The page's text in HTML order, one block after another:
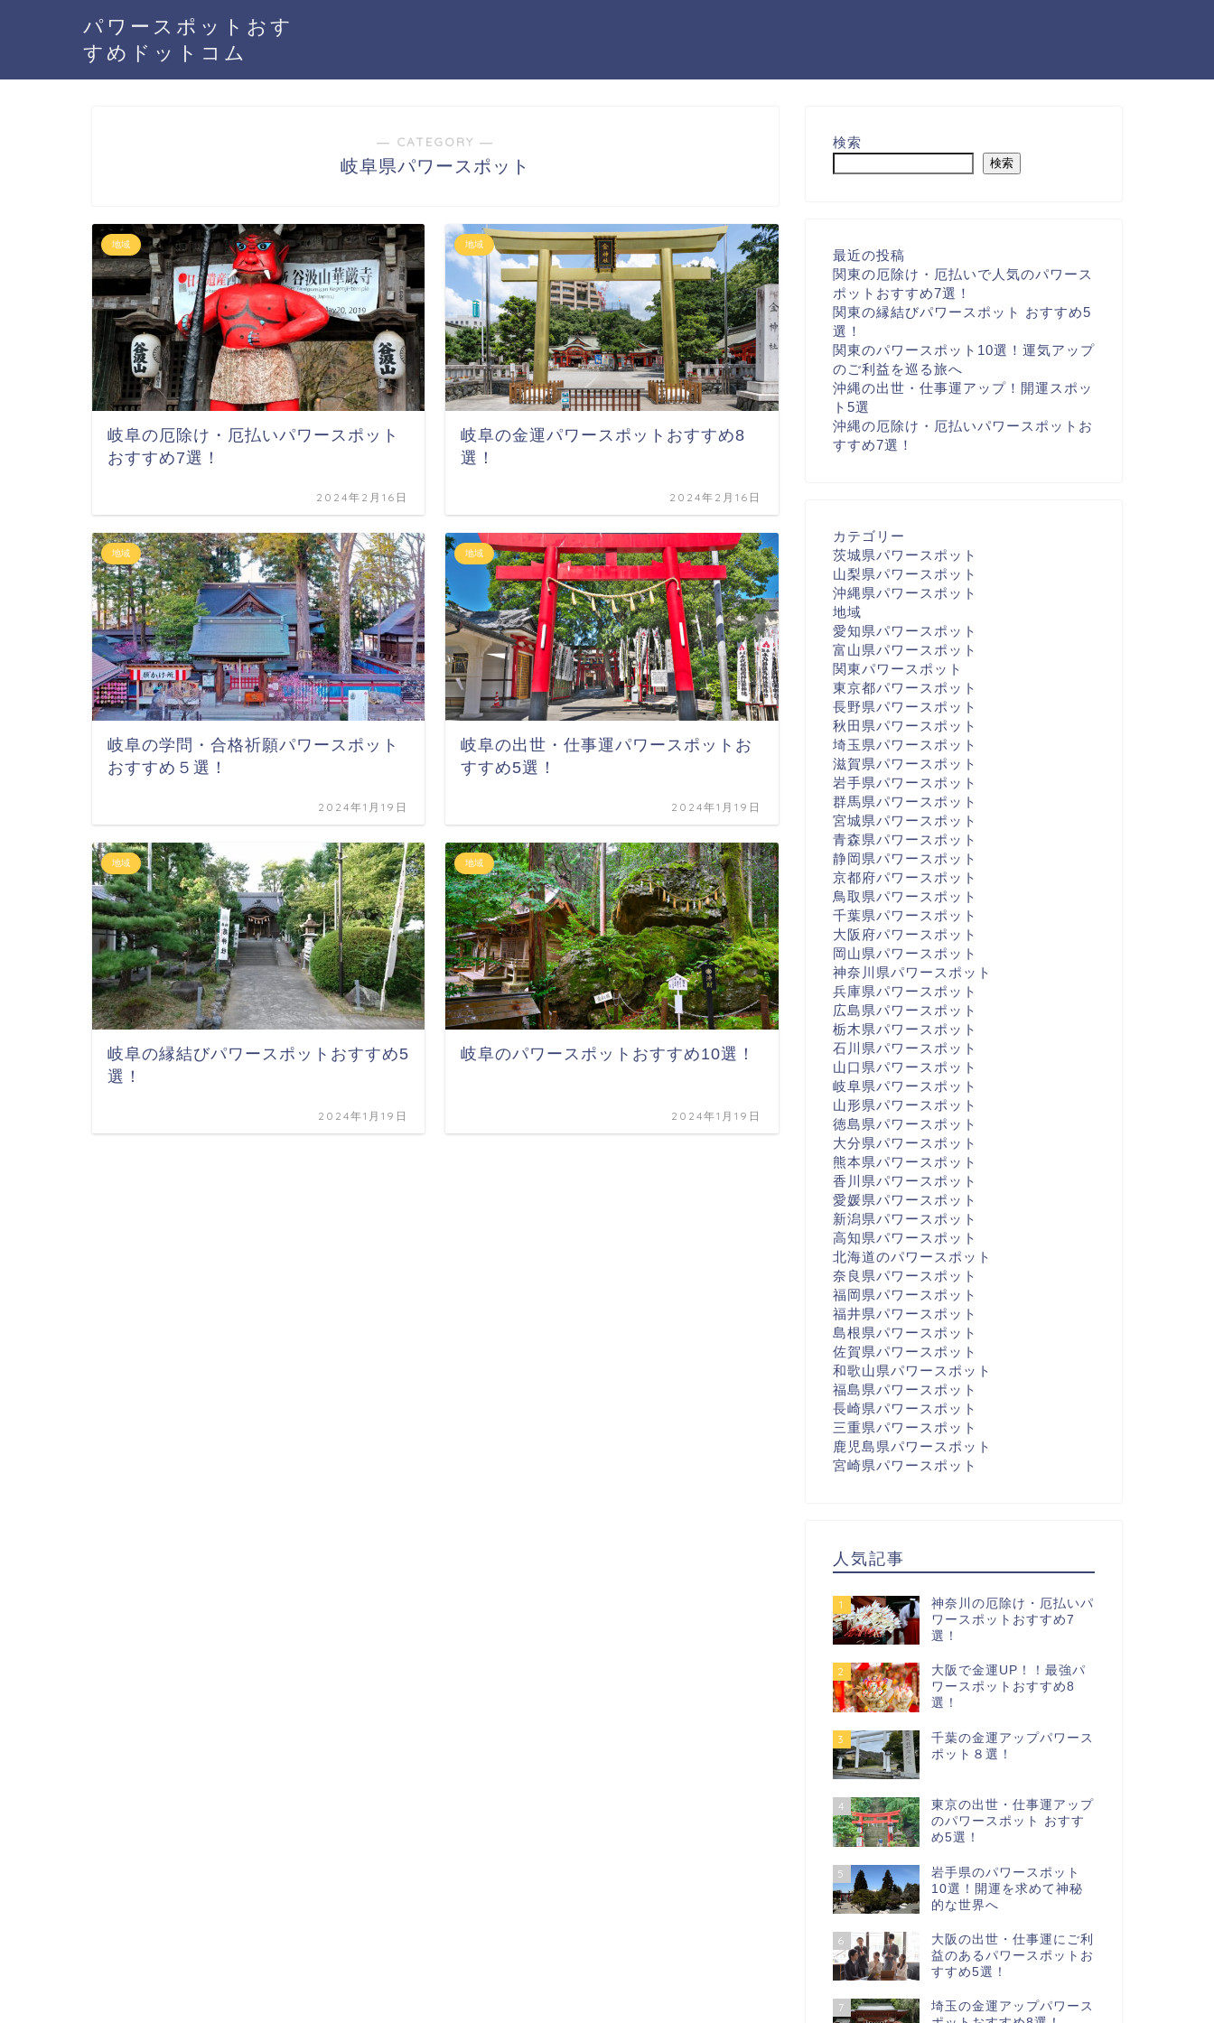
パワースポットおす
すめドットコム
― CATEGORY ―
岐阜県パワースポット
地域
岐阜の厄除け・厄払いパワースポット
おすすめ7選！
2024年2月16日
地域
岐阜の金運パワースポットおすすめ8
選！
2024年2月16日
地域
岐阜の学問・合格祈願パワースポット
おすすめ５選！
2024年1月19日
地域
岐阜の出世・仕事運パワースポットお
すすめ5選！
2024年1月19日
地域
岐阜の縁結びパワースポットおすすめ5
選！
2024年1月19日
地域
岐阜のパワースポットおすすめ10選！
2024年1月19日
検索
検索
最近の投稿
関東の厄除け・厄払いで人気のパワース
ポットおすすめ7選！
関東の縁結びパワースポット おすすめ5
選！
関東のパワースポット10選！運気アップ
のご利益を巡る旅へ
沖縄の出世・仕事運アップ！開運スポッ
ト5選
沖縄の厄除け・厄払いパワースポットお
すすめ7選！
カテゴリー
茨城県パワースポット
山梨県パワースポット
沖縄県パワースポット
地域
愛知県パワースポット
富山県パワースポット
関東パワースポット
東京都パワースポット
長野県パワースポット
秋田県パワースポット
埼玉県パワースポット
滋賀県パワースポット
岩手県パワースポット
群馬県パワースポット
宮城県パワースポット
青森県パワースポット
静岡県パワースポット
京都府パワースポット
鳥取県パワースポット
千葉県パワースポット
大阪府パワースポット
岡山県パワースポット
神奈川県パワースポット
兵庫県パワースポット
広島県パワースポット
栃木県パワースポット
石川県パワースポット
山口県パワースポット
岐阜県パワースポット
山形県パワースポット
徳島県パワースポット
大分県パワースポット
熊本県パワースポット
香川県パワースポット
愛媛県パワースポット
新潟県パワースポット
高知県パワースポット
北海道のパワースポット
奈良県パワースポット
福岡県パワースポット
福井県パワースポット
島根県パワースポット
佐賀県パワースポット
和歌山県パワースポット
福島県パワースポット
長崎県パワースポット
三重県パワースポット
鹿児島県パワースポット
宮崎県パワースポット
人気記事
1
神奈川の厄除け・厄払いパ
ワースポットおすすめ7
選！
2
大阪で金運UP！！最強パ
ワースポットおすすめ8
選！
3
千葉の金運アップパワース
ポット８選！
4
東京の出世・仕事運アップ
のパワースポット おすす
め5選！
5
岩手県のパワースポット
10選！開運を求めて神秘
的な世界へ
6
大阪の出世・仕事運にご利
益のあるパワースポットお
すすめ5選！
7
埼玉の金運アップパワース